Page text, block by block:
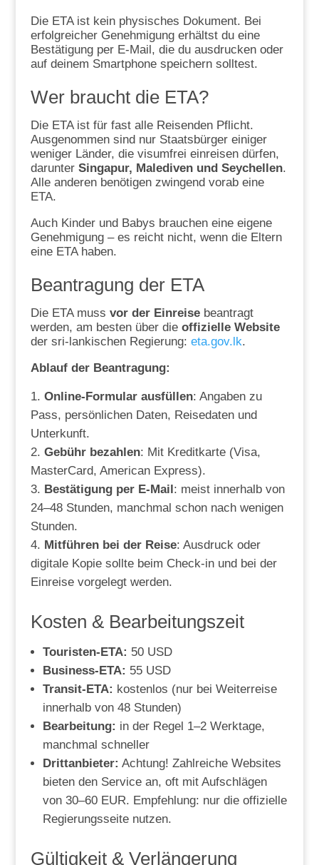
Die ETA ist kein physisches Dokument. Bei
erfolgreicher Genehmigung erhältst du eine
Bestätigung per E-Mail, die du ausdrucken oder
auf deinem Smartphone speichern solltest.
Wer braucht die ETA?
Die ETA ist für fast alle Reisenden Pflicht.
Ausgenommen sind nur Staatsbürger einiger
weniger Länder, die visumfrei einreisen dürfen,
darunter Singapur, Malediven und Seychellen.
Alle anderen benötigen zwingend vorab eine
ETA.
Auch Kinder und Babys brauchen eine eigene
Genehmigung – es reicht nicht, wenn die Eltern
eine ETA haben.
Beantragung der ETA
Die ETA muss vor der Einreisebeantragt
werden, am besten über die offizielle Website
der sri-lankischen Regierung: eta.gov.lk.
Ablauf der Beantragung:
Online-Formular ausfüllen: Angaben zu
Pass, persönlichen Daten, Reisedaten und
Unterkunft.
Gebühr bezahlen: Mit Kreditkarte (Visa,
MasterCard, American Express).
Bestätigung per E-Mail: meist innerhalb von
24–48 Stunden, manchmal schon nach wenigen
Stunden.
Mitführen bei der Reise: Ausdruck oder
digitale Kopie sollte beim Check-in und bei der
Einreise vorgelegt werden.
Kosten & Bearbeitungszeit
Touristen-ETA: 50 USD
Business-ETA: 55 USD
Transit-ETA: kostenlos (nur bei Weiterreise
innerhalb von 48 Stunden)
Bearbeitung: in der Regel 1–2 Werktage,
manchmal schneller
Drittanbieter: Achtung! Zahlreiche Websites
bieten den Service an, oft mit Aufschlägen
von 30–60 EUR. Empfehlung: nur die offizielle
Regierungsseite nutzen.
Gültigkeit & Verlängerung